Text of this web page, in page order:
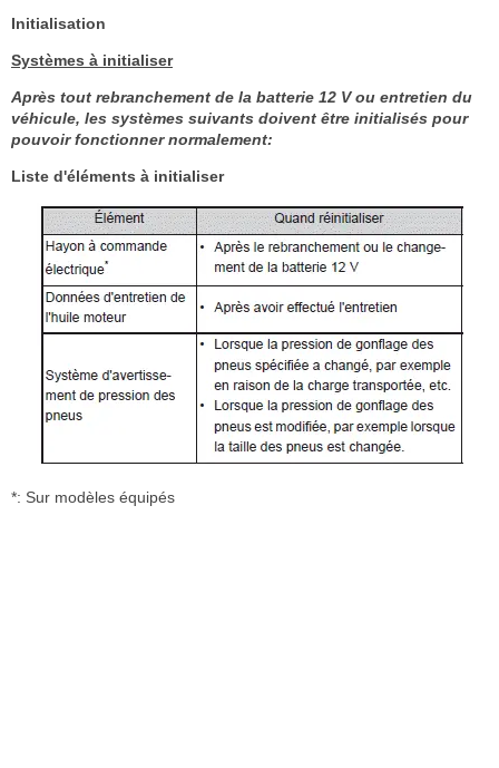
Initialisation
Systèmes à initialiser
Après tout rebranchement de la batterie 12 V ou entretien du
véhicule, les systèmes suivants doivent être initialisés pour
pouvoir fonctionner normalement:
Liste d'éléments à initialiser
*: Sur modèles équipés